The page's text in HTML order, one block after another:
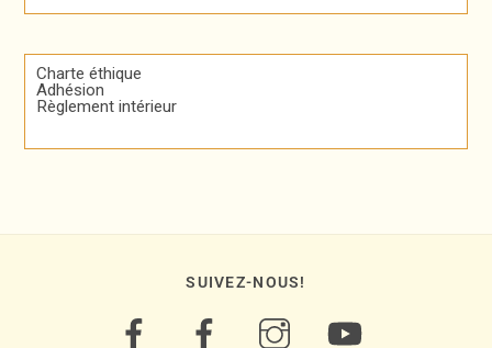
Charte éthique
Adhésion
Règlement intérieur
SUIVEZ-NOUS!